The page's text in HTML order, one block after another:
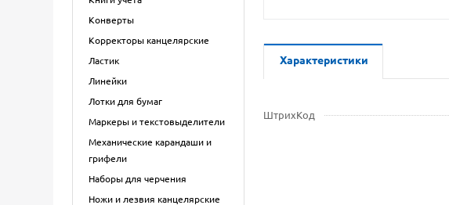
Конверты
Корректоры канцелярские
Ластик
Линейки
Лотки для бумаг
Маркеры и текстовыделители
Механические карандаши и
грифели
Наборы для черчения
Ножи и лезвия канцелярские
Характеристики
ШтрихКод